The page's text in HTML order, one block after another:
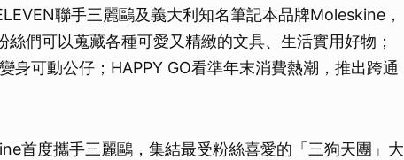
聯手三麗鷗及義大利知名筆記本品牌Moleskine，
們可以蒐藏各種可愛又精緻的文具、生活實用好物；
身可動公仔；HAPPY GO看準年末消費熱潮，推出跨通
首度攜手三麗鷗，集結最受粉絲喜愛的「三狗天團」大